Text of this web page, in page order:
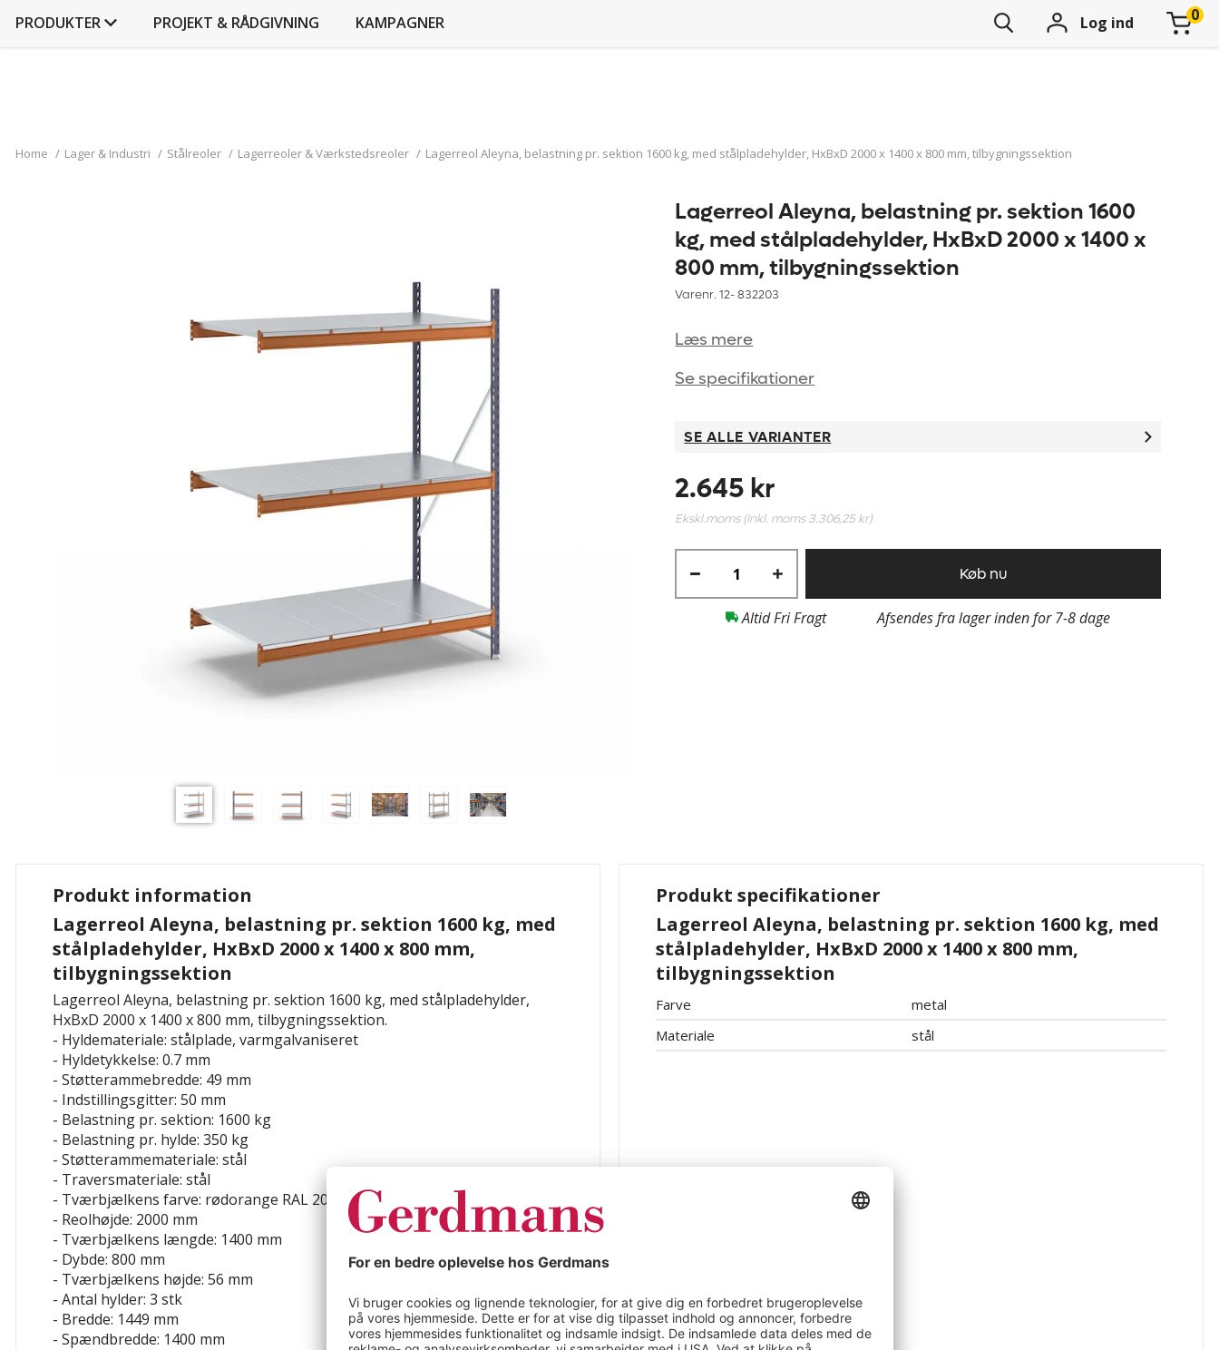
PRODUKTER PROJEKT & RÅDGIVNING KAMPAGNER Log ind
Home / Lager & Industri / Stålreoler / Lagerreoler & Værkstedsreoler / Lagerreol Aleyna, belastning pr. sektion 1600 kg, med stålpladehylder, HxBxD 2000 x 1400 x 800 mm, tilbygningssektion
Lagerreol Aleyna, belastning pr. sektion 1600
kg, med stålpladehylder, HxBxD 2000 x 1400 x
800 mm, tilbygningssektion
Varenr. 12-832203
Læs mere
Se specifikationer
SE ALLE VARIANTER
2.645 kr
Ekskl.moms (Inkl. moms3.306,25 kr)
Køb nu
Altid Fri Fragt Afsendes fra lager inden for 7-8 dage
Produkt information
Lagerreol Aleyna, belastning pr. sektion 1600 kg, med
stålpladehylder, HxBxD 2000 x 1400 x 800 mm,
tilbygningssektion
Lagerreol Aleyna, belastning pr. sektion 1600 kg, med stålpladehylder,
HxBxD 2000 x 1400 x 800 mm, tilbygningssektion.
- Hyldemateriale: stålplade, varmgalvaniseret
- Hyldetykkelse: 0.7 mm
- Støtterammebredde: 49 mm
- Indstillingsgitter: 50 mm
- Belastning pr. sektion: 1600 kg
- Belastning pr. hylde: 350 kg
- Støtterammemateriale: stål
- Traversmateriale: stål
- Tværbjælkens farve: rødorange RAL 2001Hyldetype: tilbygningssektion
- Reolhøjde: 2000 mm
- Tværbjælkens længde: 1400 mm
- Dybde: 800 mm
- Tværbjælkens højde: 56 mm
- Antal hylder: 3 stk
- Bredde: 1449 mm
- Spændbredde: 1400 mm
Produkt specifikationer
Lagerreol Aleyna, belastning pr. sektion 1600 kg, med
stålpladehylder, HxBxD 2000 x 1400 x 800 mm,
tilbygningssektion
Farve
metal
Materiale
stål